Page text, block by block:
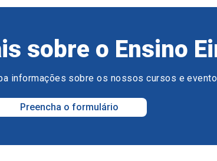
sobre o Ensino
informações sobre os nossos cursos e
Preencha o formulário